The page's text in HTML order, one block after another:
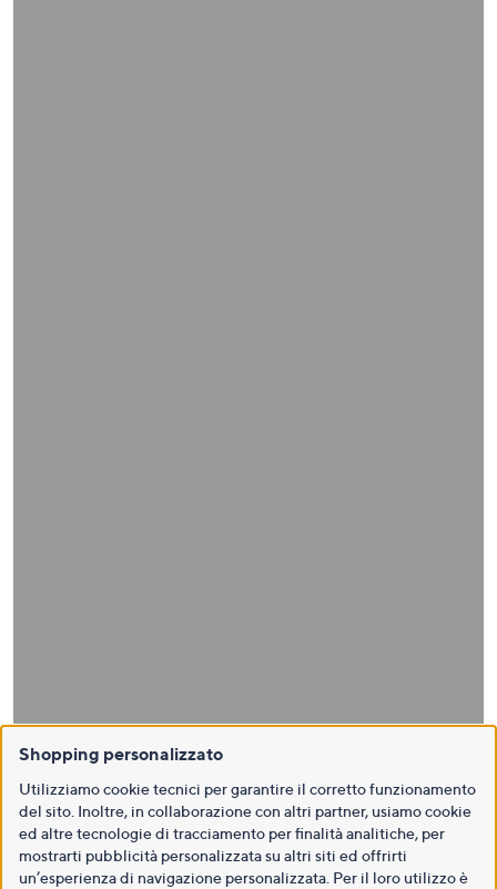
Shopping personalizzato
Utilizziamo cookie tecnici per garantire il corretto funzionamento
del sito. Inoltre, in collaborazione con altri partner, usiamo cookie
ed altre tecnologie di tracciamento per finalità analitiche, per
mostrarti pubblicità personalizzata su altri siti ed offrirti
un’esperienza di navigazione personalizzata. Per il loro utilizzo è